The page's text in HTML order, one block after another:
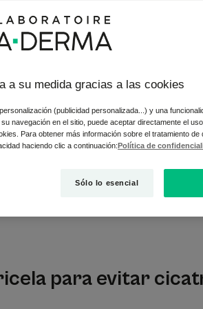
para reducir las cicatrices
y se reconoce por sus granos.
que afecta principalmente a
deja huellas de su paso... ¡que
cuidados se recomiendan? Y,
reducir una cicatriz de varicela?
para evitar
a su medida gracias a las cookies
(publicidad personalizada...) y una
navegación en el sitio, puede aceptar directamente el
Para obtener más información sobre el tratamiento de
haciendo clic a continuación: Política de
Sólo lo esencial